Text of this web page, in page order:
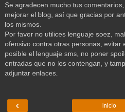
Se agradecen mucho tus
mejorar el blog, así que gracias por
los mismos.
Por favor no utilices lenguaje soez,
ofensivo contra otras personas, evitar
posible el lenguaje sms, no poner
entradas que no los contengan, y
adjuntar enlaces.
‹ Inicio